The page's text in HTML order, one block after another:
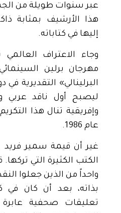
عبر سنوات طويلة من
هذا الأرشيف بمثابة
إليها في كتاباته.
وجاء الاعتراف
مهرجان برلين
البرلينالي» التقديرية
ليصبح أول ناقد
وإفريقية تنال هذا
عام 1986.
غير أن قيمة سمير فريد
الكتب الكثيرة التي
واحداً من الذين جعلوا
بذاته، بعد أن كان في
تعليقات صحفية